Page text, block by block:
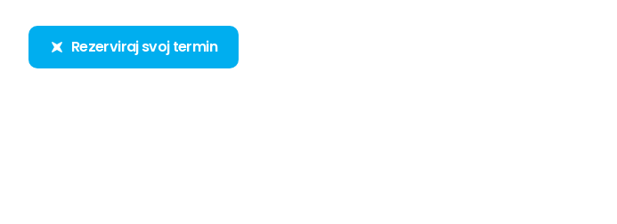
Rezerviraj svoj termin